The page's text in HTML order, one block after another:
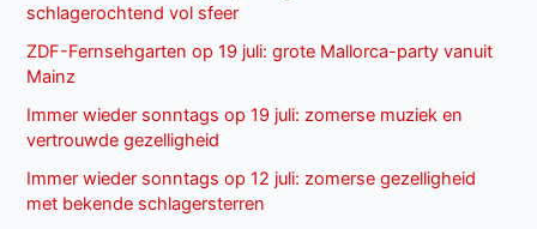
schlagerochtend vol sfeer
ZDF-Fernsehgarten op 19 juli: grote Mallorca-party vanuit
Mainz
Immer wieder sonntags op 19 juli: zomerse muziek en
vertrouwde gezelligheid
Immer wieder sonntags op 12 juli: zomerse gezelligheid
met bekende schlagersterren